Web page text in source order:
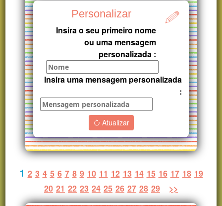
Personalizar
Insira o seu primeiro nome
ou uma mensagem
personalizada :
Insira uma mensagem personalizada
:
Atualizar
1 2 3 4 5 6 7 8 9 10 11 12 13 14 15 16 17 18 19
20 21 22 23 24 25 26 27 28 29 >>